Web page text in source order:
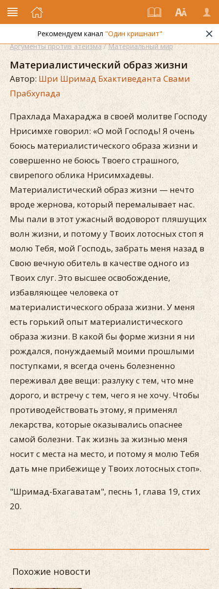
Рекомендуем канал "Один кришнаит"
Аргументы против атеизма/Материальный мир
Материалистический образ жизни
Автор: Шри Шримад Бхактиведанта Свами
Прабхупада
Прахлада Махараджа в своей молитве Господу
Нрисимхе говорил: «О мой Господь! Я очень
боюсь материалистического образа жизни и
совершенно не боюсь Твоего страшного,
свирепого облика Нрисимхадевы.
Материалистический образ жизни — нечто
вроде жернова, который перемалывает нас.
Мы пали в этот ужасный водоворот пляшущих
волн жизни, и потому у Твоих лотосных стоп я
молю Тебя, мой Господь, забрать меня назад в
Свою вечную обитель в качестве одного из
Твоих слуг. Это высшее освобождение,
избавляющее человека от
материалистического образа жизни. У меня
есть горький опыт материалистического
образа жизни. В какой бы форме жизни я ни
рождался, понуждаемый моими прошлыми
поступками, я всегда очень болезненно
переживал две вещи: разлуку с тем, что мне
дорого, и встречу с тем, чего я не хочу. Чтобы
противодействовать этому, я применял
лекарства, которые оказывались опаснее
самой болезни. Так жизнь за жизнью меня
носит с места на место, и потому я молю Тебя
дать мне прибежище у Твоих лотосных стоп».
"Шримад-Бхагаватам", песнь 1, глава 19, стих
20.
Похожие новости